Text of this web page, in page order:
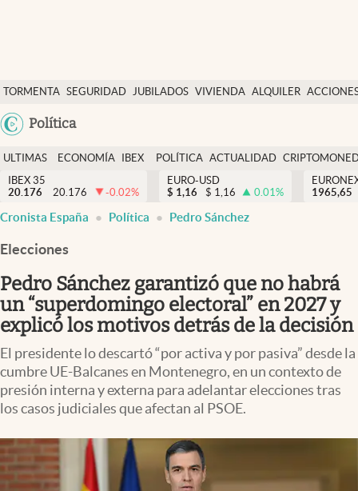
TORMENTA SEGURIDAD JUBILADOS VIVIENDA ALQUILER
USA
Política
Economía y finanzas
Política
Actualidad
Criptomonedas
España
ULTIMAS
NOTICIAS
ECONOMÍA
FINANZAS
IBEX
EURO
POLÍTICA ACTUALIDAD
IBEX 35
20.176
20.176 -0.02%
EURO-USD
$ 1,16 $ 1,16 0.01%
1965,65
Cronista España Política Pedro Sánchez
Elecciones
Pedro Sánchez garantizó que no habrá
un “superdomingo electoral” en 2027 y
explicó los motivos detrás de la decisión
El presidente lo descartó “por activa y por pasiva” desde la
cumbre UE-Balcanes en Montenegro, en un contexto de
presión interna y externa para adelantar elecciones tras
los casos judiciales que afectan al PSOE.